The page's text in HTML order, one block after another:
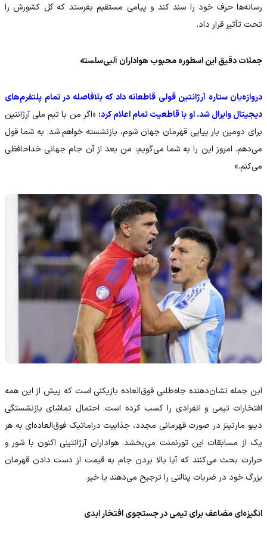
رسانه‌ها حرف خود را سند کند و پیامی مستقیم بفرستد که کل کشورش را
تحت تأثیر قرار داد.
جملات دقیق این اسطوره محبوب هواداران آلبی‌سلسته
دروازه‌بان ستاره آرژانتین قولی قاطعانه داد که بلافاصله در تمام پلتفرم‌های
دیجیتال وایرال شد. او با قاطعیت تمام اعلام کرد: «اگر من با تیم ملی آرژانتین
برای دومین بار پیاپی قهرمان جهان شوم، بازنشسته خواهم شد. به شما قول
می‌دهم. امروز این را به شما می‌گویم: من بعد از آن جام جهانی خداحافظی
می‌کنم.»
این جمله نشان‌دهنده جاه‌طلبی فوق‌العاده بازیکنی است که پیش از این همه
افتخارات تیمی و انفرادی را کسب کرده است. احتمال تماشای بازنشستگی
دیبو مارتینز در صورت قهرمانی مجدد، جذابیت دراماتیک فوق‌العاده‌ای به هر
یک از مسابقات این تورنمنت می‌بخشد. هواداران آرژانتینی اکنون با شور و
حرارت بحث می‌کنند که آیا بالا بردن جام به قیمت از دست دادن قهرمان
بزرگ خود در ضربات پنالتی را ترجیح می‌دهند یا خیر.
انگیزه‌ای مضاعف برای تیمی در جستجوی افتخار ابدی